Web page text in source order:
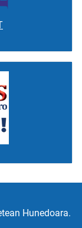
Hunedoara.